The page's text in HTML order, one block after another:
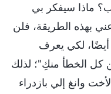
ماذا سيفكر بي
بهذه الطريقة، فلن
لكي يعرف
كل الخطأ منكِ"؛ لذلك
وانغ إلي بازدراء